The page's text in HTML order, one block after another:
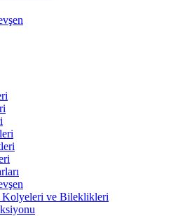
Kolyeleri ve Bileklikleri